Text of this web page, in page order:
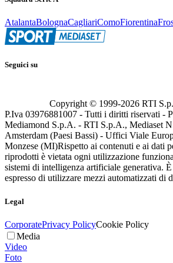
AtalantaBolognaCagliariComoFiorentina
Seguici su
Copyright © 1999-2026 RTI
P.Iva 03976881007 - Tutti i diritti riservati -
Mediamond S.p.A. - RTI S.p.A., Mediaset
Amsterdam (Paesi Bassi) - Uffici Viale
Monzese (MI)Rispetto ai contenuti e ai dati
riprodotti è vietata ogni utilizzazione
sistemi di intelligenza artificiale generativa.
espresso di utilizzare mezzi automatizzati di
Legal
CorporatePrivacy PolicyCookie Policy
Media
Video
Foto